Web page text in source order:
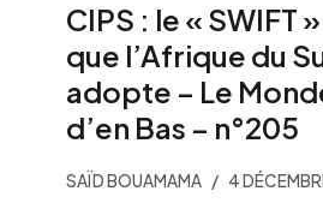
CIPS : le « SWIFT
que l’Afrique du
adopte – Le
d’en Bas – n°205
SAÏD BOUAMAMA 4